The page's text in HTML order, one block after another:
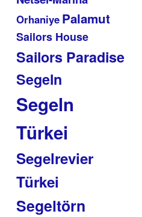
Orhaniye Palamut
Sailors House
Sailors Paradise
Segeln
Segeln
Türkei
Segelrevier
Türkei
Segeltörn